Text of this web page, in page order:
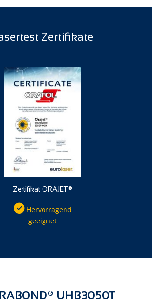
Zertifikate
Zertifikat ORAJET®
Hervorragend
geeignet
UHB3050T